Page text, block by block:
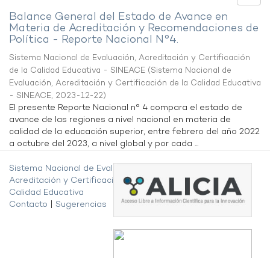
Balance General del Estado de Avance en
Materia de Acreditación y Recomendaciones de
Política - Reporte Nacional N°4.
Sistema Nacional de Evaluación, Acreditación y Certificación
de la Calidad Educativa - SINEACE (Sistema Nacional de
Evaluación, Acreditación y Certificación de la Calidad Educativa
- SINEACE, 2023-12-22)
El presente Reporte Nacional n° 4 compara el estado de
avance de las regiones a nivel nacional en materia de
calidad de la educación superior, entre febrero del año 2022
a octubre del 2023, a nivel global y por cada ...
Sistema Nacional de Evaluación,
Acreditación y Certificación de la
Calidad Educativa
Contacto
Sugerencias